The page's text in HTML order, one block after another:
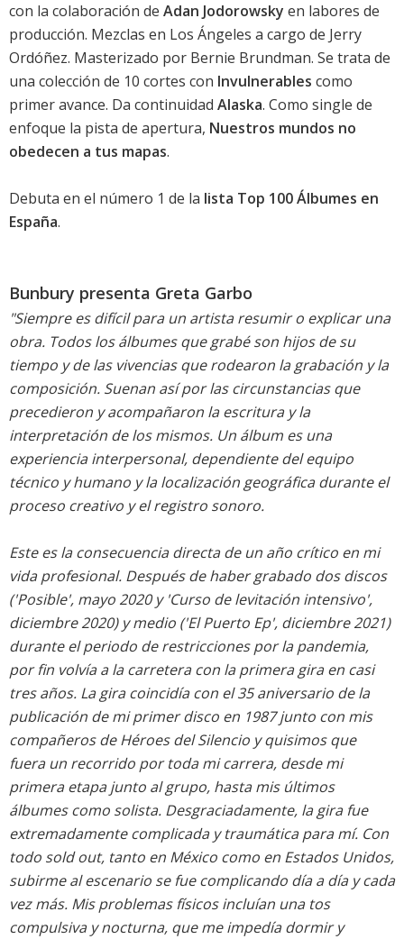
con la colaboración de Adan Jodorowsky en labores de
producción. Mezclas en Los Ángeles a cargo de Jerry
Ordóñez. Masterizado por Bernie Brundman. Se trata de
una colección de 10 cortes con Invulnerables como
primer avance. Da continuidad Alaska. Como single de
enfoque la pista de apertura, Nuestros mundos no
obedecen a tus mapas.
Debuta en el número 1 de la lista Top 100 Álbumes en
España.
Bunbury presenta Greta Garbo
"Siempre es difícil para un artista resumir o explicar una
obra. Todos los álbumes que grabé son hijos de su
tiempo y de las vivencias que rodearon la grabación y la
composición. Suenan así por las circunstancias que
precedieron y acompañaron la escritura y la
interpretación de los mismos. Un álbum es una
experiencia interpersonal, dependiente del equipo
técnico y humano y la localización geográfica durante el
proceso creativo y el registro sonoro.
Este es la consecuencia directa de un año crítico en mi
vida profesional. Después de haber grabado dos discos
('Posible', mayo 2020 y 'Curso de levitación intensivo',
diciembre 2020) y medio ('El Puerto Ep', diciembre 2021)
durante el periodo de restricciones por la pandemia,
por fin volvía a la carretera con la primera gira en casi
tres años. La gira coincidía con el 35 aniversario de la
publicación de mi primer disco en 1987 junto con mis
compañeros de Héroes del Silencio y quisimos que
fuera un recorrido por toda mi carrera, desde mi
primera etapa junto al grupo, hasta mis últimos
álbumes como solista. Desgraciadamente, la gira fue
extremadamente complicada y traumática para mí. Con
todo sold out, tanto en México como en Estados Unidos,
subirme al escenario se fue complicando día a día y cada
vez más. Mis problemas físicos incluían una tos
compulsiva y nocturna, que me impedía dormir y